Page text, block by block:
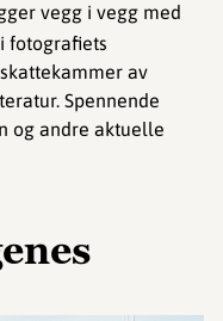
vegg i vegg med
fotografiets
av
Spennende
og andre aktuelle